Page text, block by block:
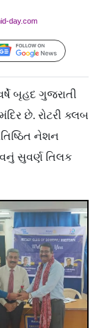
day.com
Follow Us
બૃહદ ગુજરાતી
છે. રોટરી ક્લબ
નેશન
સુવર્ણ તિલક